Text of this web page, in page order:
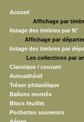
Accueil
Affichage par
listage des timbres par N°
Affichage par
listage des timbres par
Les collections par
Classique / courant
Autoadhésif
Trésor philatélique
Ballons montés
Blocs feuillet
Pochettes souvenirs